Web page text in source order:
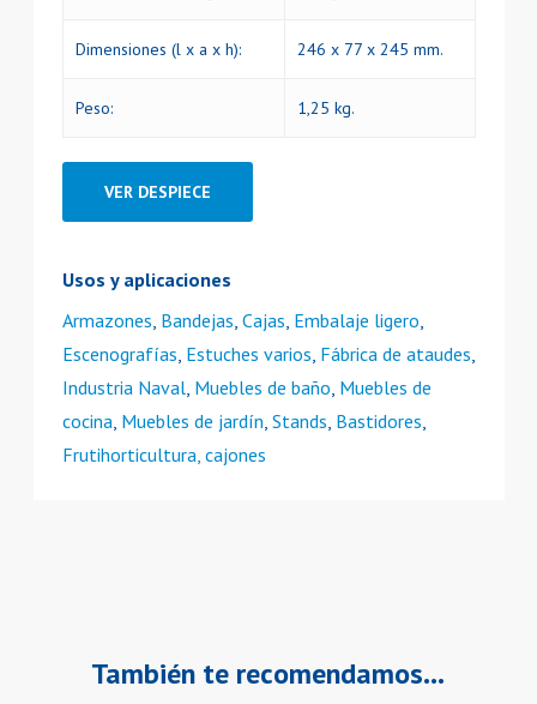
Dimensiones (l x a x h): 246 x 77 x 245 mm.
Peso: 1,25 kg.
VER DESPIECE
Usos y aplicaciones
Armazones, Bandejas, Cajas, Embalaje ligero,
Escenografías, Estuches varios, Fábrica de ataudes,
Industria Naval, Muebles de baño, Muebles de
cocina, Muebles de jardín, Stands, Bastidores,
Frutihorticultura, cajones
También te recomendamos…